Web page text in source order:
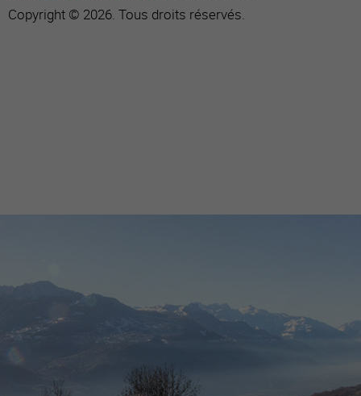
Copyright © 2026. Tous droits réservés.